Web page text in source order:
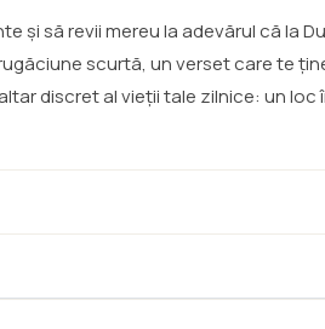
și să revii mereu la adevărul că la
scurtă, un verset care te
discret al vieții tale zilnice: un